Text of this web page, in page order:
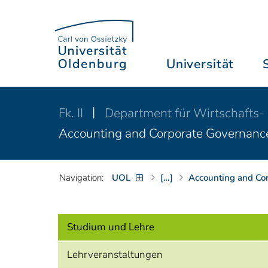
Universität
Fk. II
Department für
Accounting and Corporate
Navigation: UOL […] Accounting and
Studium und Lehre
Lehrveranstaltungen